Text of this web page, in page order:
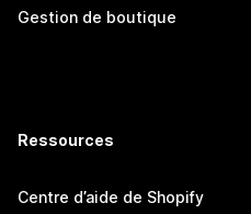
Gestion de boutique
Ressources
Centre d’aide de Shopify